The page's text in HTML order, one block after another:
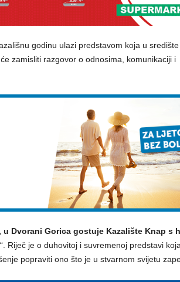
godinu ulazi predstavom koja u središte
zamisliti razgovor o odnosima, komunikaciji i
Dvorani Gorica gostuje Kazalište Knap s
“. Riječ je o duhovitoj i suvremenoj predstavi
popraviti ono što je u stvarnom svijetu